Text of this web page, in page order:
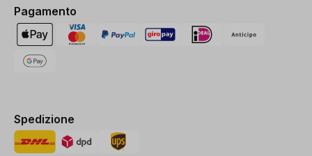
Pagamento
Spedizione